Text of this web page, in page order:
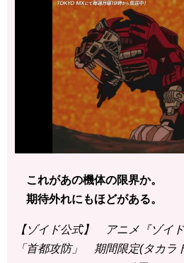
これがあの機体の限界か。
期待外れにもほどがある。
【ゾイド公式】 アニメ『ゾイ
「首都攻防」 期間限定(タカラ